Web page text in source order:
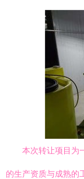
本次转让项目为
的生产资质与成熟的